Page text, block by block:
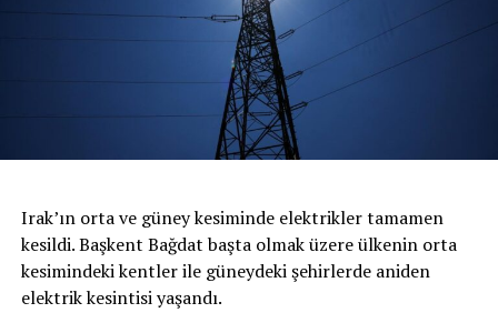
Irak’ın orta ve güney kesiminde elektrikler tamamen
kesildi. Başkent Bağdat başta olmak üzere ülkenin orta
kesimindeki kentler ile güneydeki şehirlerde aniden
elektrik kesintisi yaşandı.